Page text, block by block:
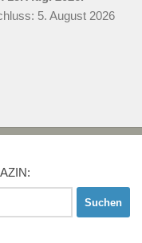
5. August 2026